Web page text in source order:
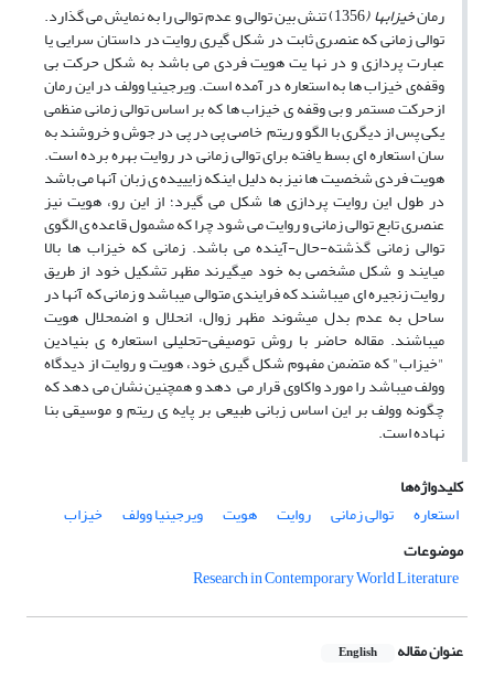
رمانخیزابها( 1356) تنش بین توالی و عدم توالی را به نمایش می گذارد.
توالی زمانی که عنصری ثابت در شکل گیری روایت در داستان سرایی یا
عبارت پردازی و در نها یت هویت فردی می باشد به شکل حرکت بی
وقفه‌ی خیزاب ها به استعاره در آمده است. ویرجینیا وولف در این رمان
ازحرکت مستمر و بی وقفه ی خیزاب ها که بر اساس توالی زمانی منظمی
یکی پس از دیگری با الگو و ریتم خاصی پی در پی در جوش و خروشند به
سان استعاره ای بسط یافته برای توالی زمانی در روایت بهره برده است.
هویت فردی شخصیت ها نیز به دلیل اینکه زایییده ی زبان آنها می باشد
در طول این روایت پردازی ها شکل می گیرد؛ از این رو، هویت نیز
عنصری تابع توالی زمانی و روایت می شود چرا که مشمول قاعده ی الگوی
توالی زمانی گذشته-حال-آینده می باشد. زمانی که خیزاب ها بالا
میایند و شکل مشخصی به خود میگیرند مظهر تشکیل خود از طریق
روایت زنجیره ای میباشند که فرایندی متوالی میباشد و زمانی که آنها در
ساحل به عدم بدل میشوند مظهر زوال، انحلال و اضمحلال هویت
میباشند. مقاله حاضر با روش توصیفی-تحلیلی استعاره ی بنیادین
"خیزاب" که متضمن مفهوم شکل گیری خود، هویت و روایت از دیدگاه
وولف میباشد را مورد واکاوی قرار می دهد و همچنین نشان می دهد که
چگونه وولف بر این اساس زبانی طبیعی بر پایه ی ریتم و موسیقی بنا
نهاده است.
کلیدواژه‌ها
استعاره
توالی زمانی روایت هویت ویرجینیا وولف
خیزاب
موضوعات
Research in Contemporary World Literature
عنوان مقاله English